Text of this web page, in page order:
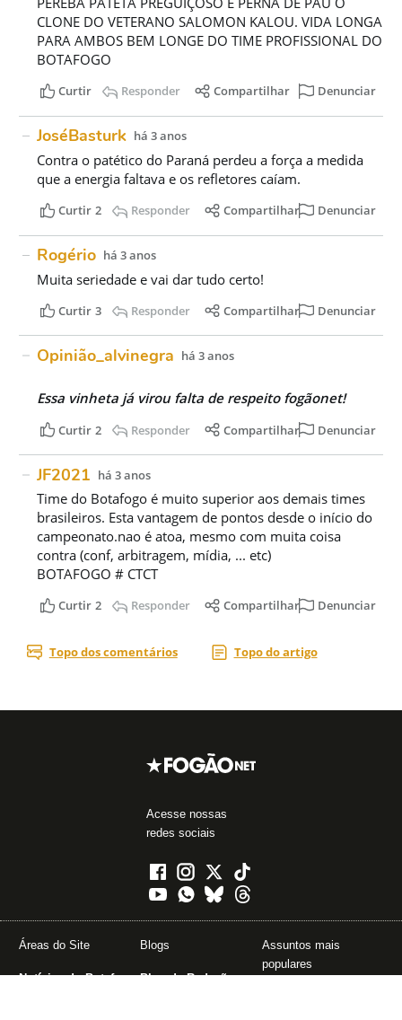
Acesse nossas
redes sociais
Áreas do Site
Notícias do Botafogo
Blogs
Blog da Redação
Assuntos mais
populares